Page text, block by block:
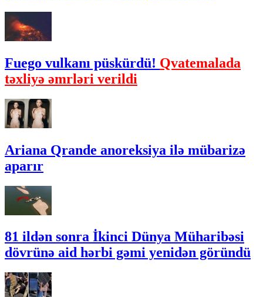
Fuego vulkanı püskürdü! Qvatemalada
təxliyə əmrləri verildi
Ariana Qrande anoreksiya ilə mübarizə
aparır
81 ildən sonra İkinci Dünya Müharibəsi
dövrünə aid hərbi gəmi yenidən göründü